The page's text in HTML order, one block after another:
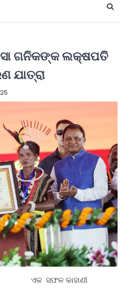
ଗନିକଙ୍କ ଲକ୍ଷପତି
ଯାତ୍ରା